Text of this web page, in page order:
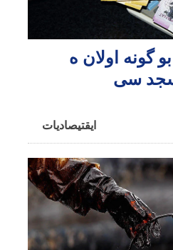
گونه اولان ه
سی
ایقتیصادیات